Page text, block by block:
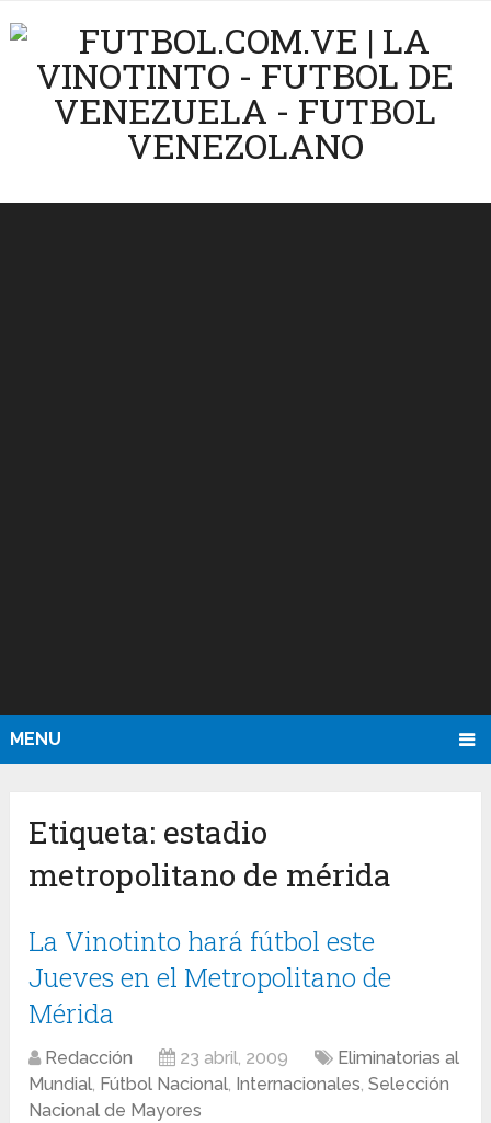
MENU
Etiqueta: estadio
metropolitano de mérida
La Vinotinto hará fútbol este
Jueves en el Metropolitano de
Mérida
Redacción 23 abril, 2009
Eliminatorias al
Mundial, Fútbol Nacional, Internacionales,Selección
Nacional de Mayores